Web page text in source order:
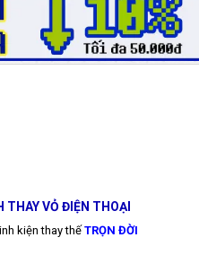
THAY VỎ ĐIỆN THOẠI
kiện thay thế TRỌN ĐỜI